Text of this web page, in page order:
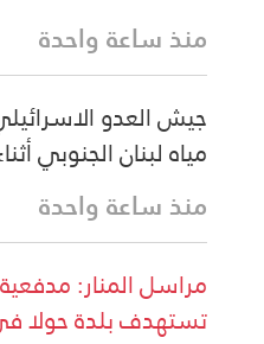
منذ ساعة واحدة
جيش العدو
مياه لبنان الجنوبي
منذ ساعة واحدة
مراسل المنار:
تستهدف بلدة حولا